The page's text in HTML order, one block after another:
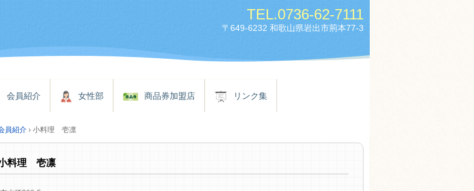
TEL.0736-62-7111
〒649-6232 和歌山県岩出市荊本77-3
会員紹介 女性部 商品券加盟店 リンク集
員紹介 › 小料理 壱凛
料理 壱凛